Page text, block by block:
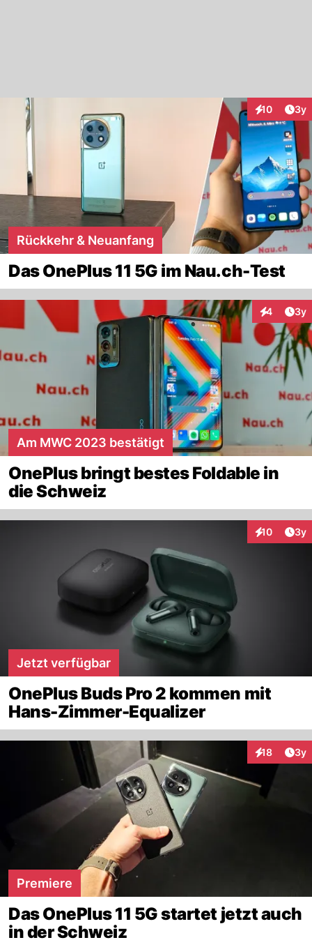
10 3y
Rückkehr & Neuanfang
Das OnePlus 11 5G im Nau.ch-Test
4 3y
Am MWC 2023 bestätigt
OnePlus bringt bestes Foldable in
die Schweiz
10 3y
Jetzt verfügbar
OnePlus Buds Pro 2 kommen mit
Hans-Zimmer-Equalizer
18 3y
Premiere
Das OnePlus 11 5G startet jetzt auch
in der Schweiz